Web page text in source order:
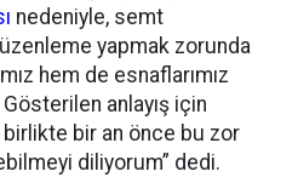
nedeniyle, semt
yapmak zorunda
hem de esnaflarımız
anlayış için
bir an önce bu zor
diliyorum” dedi.